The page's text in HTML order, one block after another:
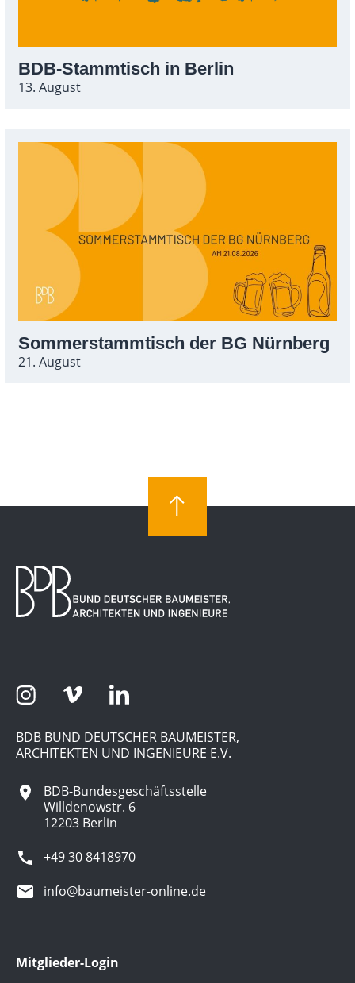
BDB-Stammtisch in Berlin
13. August
Sommerstammtisch der BG Nürnberg
21. August
BDB BUND DEUTSCHER BAUMEISTER,
ARCHITEKTEN UND INGENIEURE E.V.
BDB-Bundesgeschäftsstelle
Willdenowstr. 6
12203 Berlin
+49 30 8418970
info@baumeister-online.de
Mitglieder-Login